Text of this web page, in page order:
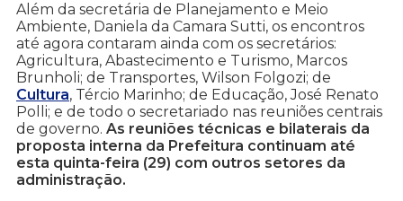
Além da secretária de Planejamento e Meio
Ambiente, Daniela da Camara Sutti, os encontros
até agora contaram ainda com os secretários:
Agricultura, Abastecimento e Turismo, Marcos
Brunholi; de Transportes, Wilson Folgozi; de
Cultura, Tércio Marinho; de Educação, José Renato
Polli; e de todo o secretariado nas reuniões centrais
de governo. As reuniões técnicas e bilaterais da
proposta interna da Prefeitura continuam até
esta quinta-feira (29) com outros setores da
administração.